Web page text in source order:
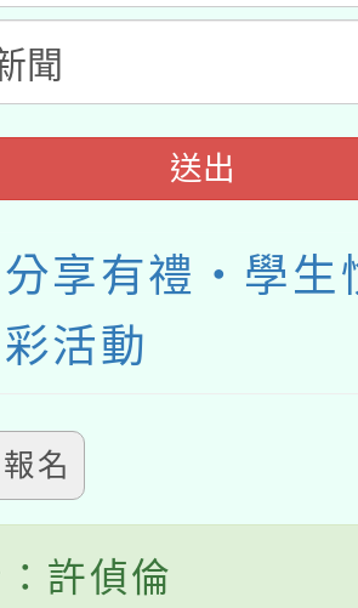
送出
分享有禮‧學生
活動
報名
許偵倫